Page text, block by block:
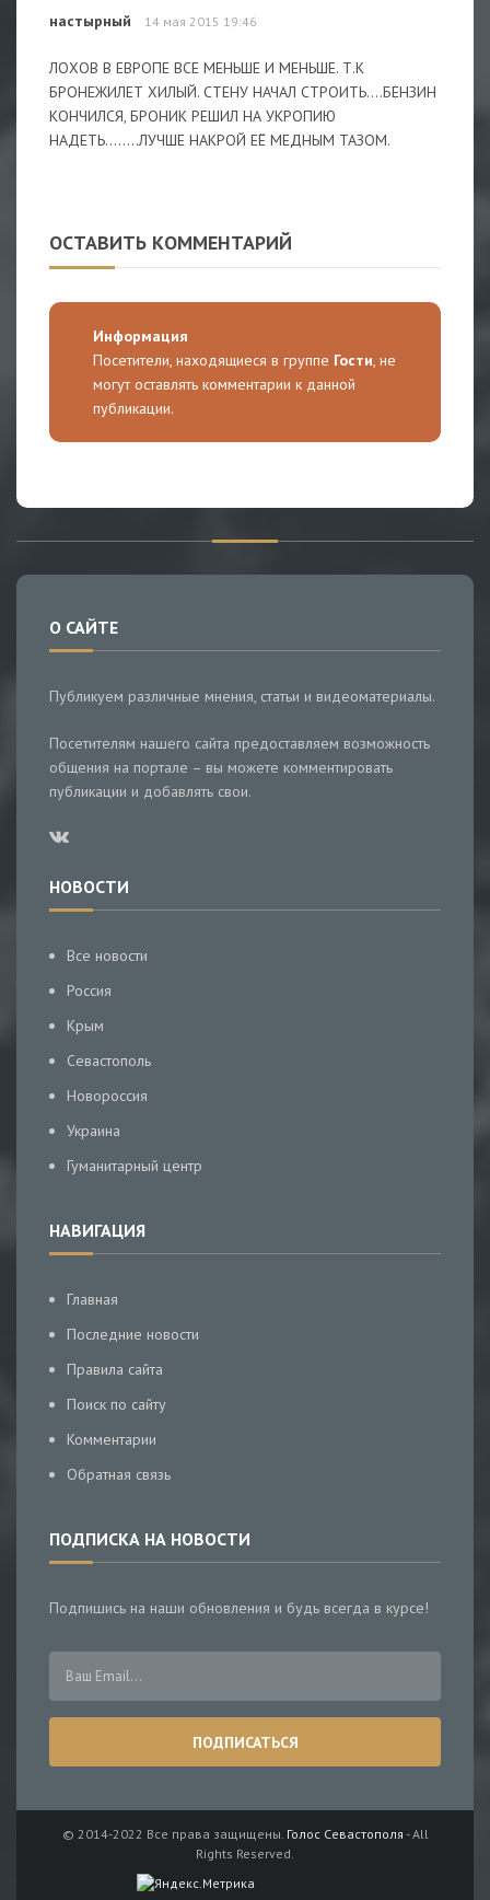
настырный 14 мая 2015 19:46
ЛОХОВ В ЕВРОПЕ ВСЕ МЕНЬШЕ И МЕНЬШЕ. Т.К
БРОНЕЖИЛЕТ ХИЛЫЙ. СТЕНУ НАЧАЛ СТРОИТЬ....БЕНЗИН
КОНЧИЛСЯ, БРОНИК РЕШИЛ НА УКРОПИЮ
НАДЕТЬ........ЛУЧШЕ НАКРОЙ ЕЁ МЕДНЫМ ТАЗОМ.
ОСТАВИТЬ КОММЕНТАРИЙ
Информация
Посетители, находящиеся в группе Гости, не
могут оставлять комментарии к данной
публикации.
О САЙТЕ
Публикуем различные мнения, статьи и видеоматериалы.
Посетителям нашего сайта предоставляем возможность
общения на портале – вы можете комментировать
публикации и добавлять свои.
НОВОСТИ
Все новости
Россия
Крым
Севастополь
Новороссия
Украина
Гуманитарный центр
НАВИГАЦИЯ
Главная
Последние новости
Правила сайта
Поиск по сайту
Комментарии
Обратная связь
ПОДПИСКА НА НОВОСТИ
Подпишись на наши обновления и будь всегда в курсе!
© 2014-2022 Все права защищены. Голос Севастополя - All
Rights Reserved.